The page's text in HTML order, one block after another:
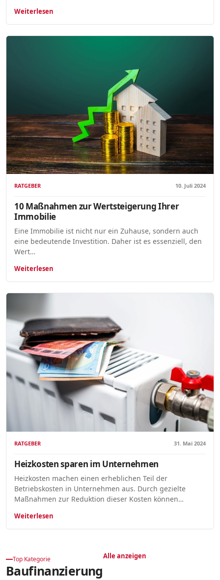
Weiterlesen
RATGEBER 10. Juli 2024
10 Maßnahmen zur Wertsteigerung Ihrer
Immobilie
Eine Immobilie ist nicht nur ein Zuhause, sondern auch
eine bedeutende Investition. Daher ist es essenziell, den
Wert…
Weiterlesen
RATGEBER 31. Mai 2024
Heizkosten sparen im Unternehmen
Heizkosten machen einen erheblichen Teil der
Betriebskosten in Unternehmen aus. Durch gezielte
Maßnahmen zur Reduktion dieser Kosten können…
Weiterlesen
Top Kategorie
Baufinanzierung
Alle anzeigen